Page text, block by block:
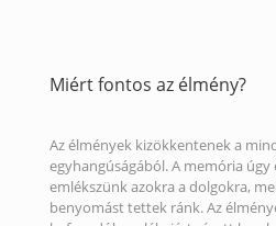
Miért fontos az élmény?
Az élmények kizökkentenek a
egyhangúságából. A memória
emlékszünk azokra a dolgokra,
benyomást tettek ránk. Az